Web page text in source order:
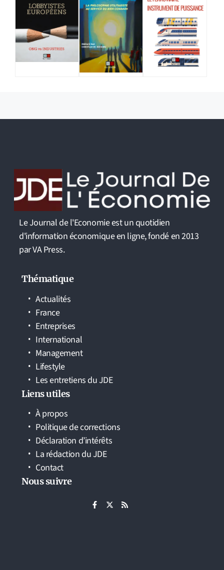
Le Journal de l'Economie est un quotidien
d'information économique en ligne, fondé en 2013
par VA Press.
Thématique
Actualités
France
Entreprises
International
Management
Lifestyle
Les entretiens du JDE
Liens utiles
À propos
Politique de corrections
Déclaration d’intérêts
La rédaction du JDE
Contact
Nous suivre